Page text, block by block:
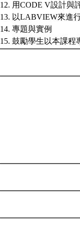
12. 用CODE V設計與
13. 以LABVIEW來進
14. 專題與實例
15. 鼓勵學生以本課程